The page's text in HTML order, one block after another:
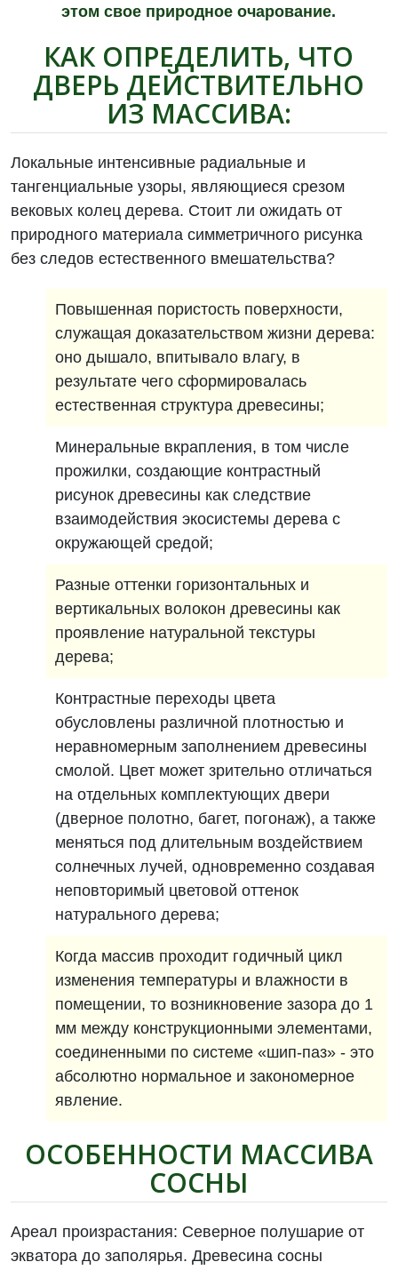
этом свое природное очарование.
КАК ОПРЕДЕЛИТЬ, ЧТО
ДВЕРЬ ДЕЙСТВИТЕЛЬНО
ИЗ МАССИВА:
Локальные интенсивные радиальные и
тангенциальные узоры, являющиеся срезом
вековых колец дерева. Стоит ли ожидать от
природного материала симметричного рисунка
без следов естественного вмешательства?
Повышенная пористость поверхности,
служащая доказательством жизни дерева:
оно дышало, впитывало влагу, в
результате чего сформировалась
естественная структура древесины;
Минеральные вкрапления, в том числе
прожилки, создающие контрастный
рисунок древесины как следствие
взаимодействия экосистемы дерева с
окружающей средой;
Разные оттенки горизонтальных и
вертикальных волокон древесины как
проявление натуральной текстуры
дерева;
Контрастные переходы цвета
обусловлены различной плотностью и
неравномерным заполнением древесины
смолой. Цвет может зрительно отличаться
на отдельных комплектующих двери
(дверное полотно, багет, погонаж), а также
меняться под длительным воздействием
солнечных лучей, одновременно создавая
неповторимый цветовой оттенок
натурального дерева;
Когда массив проходит годичный цикл
изменения температуры и влажности в
помещении, то возникновение зазора до 1
мм между конструкционными элементами,
соединенными по системе «шип-паз» - это
абсолютно нормальное и закономерное
явление.
ОСОБЕННОСТИ МАССИВА
СОСНЫ
Ареал произрастания: Северное полушарие от
экватора до заполярья. Древесина сосны